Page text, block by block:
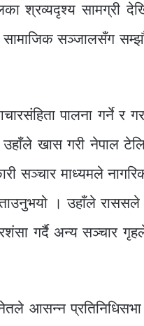
श्रव्यदृश्य सामग्री
सञ्जालसँग
पालना गर्ने र
उहाँले खास गरी नेपाल
सञ्चार माध्यमले
। उहाँले राससले
गर्दै अन्य सञ्चार
आसन्न